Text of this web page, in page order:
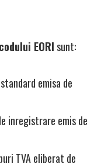
EORIsunt:
emisa de
inregistrare emis de
TVA eliberat de